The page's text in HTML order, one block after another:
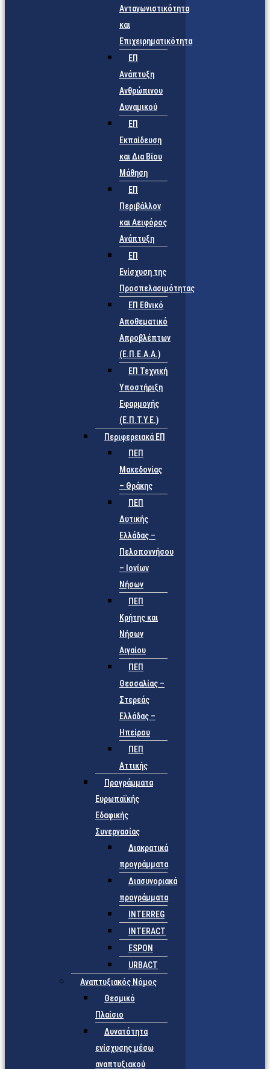
Ανταγωνιστικότητα
και
Επιχειρηματικότητα
ΕΠ
Ανάπτυξη
Ανθρώπινου
Δυναμικού
ΕΠ
Εκπαίδευση
και Δια Βίου
Μάθηση
ΕΠ
Περιβάλλον
και Αειφόρος
Ανάπτυξη
ΕΠ
Ενίσχυση της
Προσπελασιμότητας
ΕΠ Εθνικό
Αποθεματικό
Απροβλέπτων
(Ε.Π.Ε.Α.Α.)
ΕΠ Τεχνική
Υποστήριξη
Εφαρμογής
(Ε.Π.Τ.Υ.Ε.)
Περιφερειακά ΕΠ
ΠΕΠ
Μακεδονίας
– Θράκης
ΠΕΠ
Δυτικής
Ελλάδας –
Πελοποννήσου
– Ιονίων
Νήσων
ΠΕΠ
Κρήτης και
Νήσων
Αιγαίου
ΠΕΠ
Θεσσαλίας –
Στερεάς
Ελλάδας –
Ηπείρου
ΠΕΠ
Αττικής
Προγράμματα
Ευρωπαϊκής
Εδαφικής
Συνεργασίας
Διακρατικά
προγράμματα
Διασυνοριακά
προγράμματα
INTERREG
INTERACT
ESPON
URBACT
Αναπτυξιακός Νόμος
Θεσμικό
Πλαίσιο
Δυνατότητα
ενίσχυσης μέσω
αναπτυξιακού